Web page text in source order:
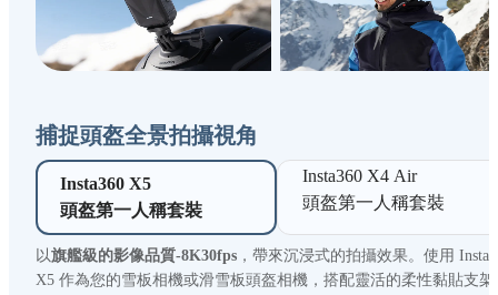
捕捉頭盔全景拍攝視角
Insta360 X5
頭盔第一人稱套裝
Insta360 X4 Air
頭盔第一人稱套裝
以旗艦級的影像品質-8K30fps ，帶來沉浸式的拍攝效果。使用
X5 作為您的雪板相機或滑雪板頭盔相機，搭配靈活的柔性黏貼支架